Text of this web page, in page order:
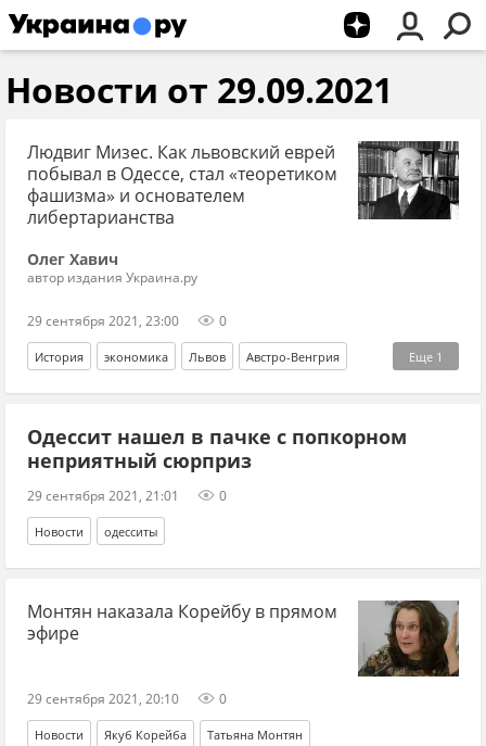
Новости от 29.09.2021
Людвиг Мизес. Как львовский еврей
побывал в Одессе, стал «теоретиком
фашизма» и основателем
либертарианства
Олег Хавич
автор издания Украина.ру
29 сентября 2021, 23:00 0
Еще 1
История экономика Львов Австро-Венгрия
экономист
Одессит нашел в пачке с попкорном
неприятный сюрприз
29 сентября 2021, 21:01 0
Новости одесситы
Монтян наказала Корейбу в прямом
эфире
29 сентября 2021, 20:10 0
Новости Якуб Корейба Татьяна Монтян